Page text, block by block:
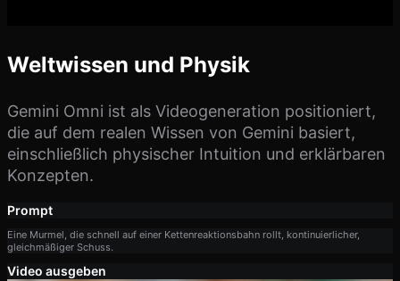
Weltwissen und Physik
Gemini Omni ist als Videogeneration positioniert,
die auf dem realen Wissen von Gemini basiert,
einschließlich physischer Intuition und erklärbaren
Konzepten.
Prompt
Eine Murmel, die schnell auf einer Kettenreaktionsbahn rollt, kontinuierlicher,
gleichmäßiger Schuss.
Video ausgeben